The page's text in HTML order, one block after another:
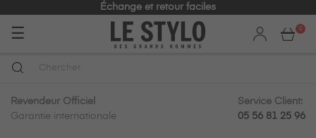
Basculer
navigation
☰ 0
Revendeur Officiel
Garantie internationale
Service Client:
05 56 81 25 96